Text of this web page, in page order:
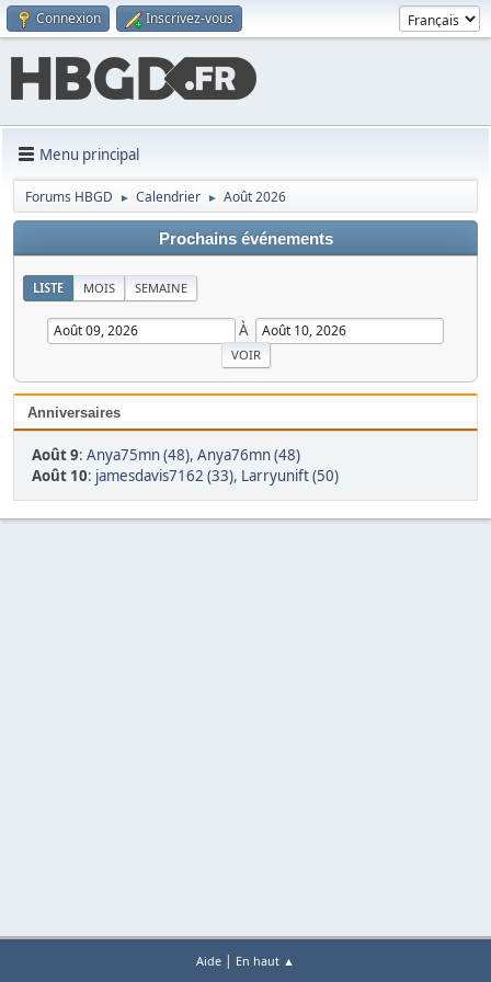
Connexion Inscrivez-vous
Menu principal
Forums HBGD ► Calendrier ► Août 2026
Prochains événements
LISTE MOIS SEMAINE
À
Anniversaires
Août 9: Anya75mn (48), Anya76mn (48)
Août 10: jamesdavis7162 (33), Larryunift (50)
Aide | En haut ▲